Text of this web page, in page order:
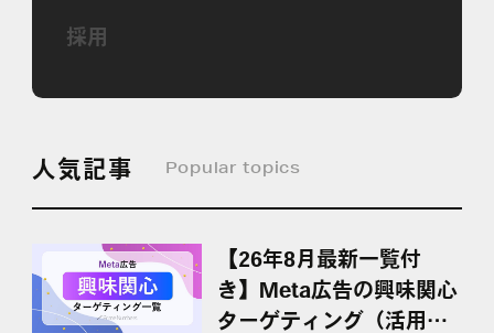
採用
人気記事 Popular topics
【26年8月最新一覧付
き】Meta広告の興味関心
ターゲティング（活用ポ